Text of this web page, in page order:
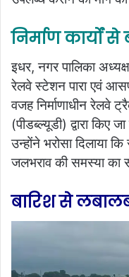
निर्माण कार्यों
इधर, नगर पालिका
रेलवे स्टेशन पारा एवं
वजह निर्माणाधीन रेलवे
(पीडब्ल्यूडी) द्वारा किए
उन्होंने भरोसा दिलाया
जलभराव की समस्या का
बारिश से